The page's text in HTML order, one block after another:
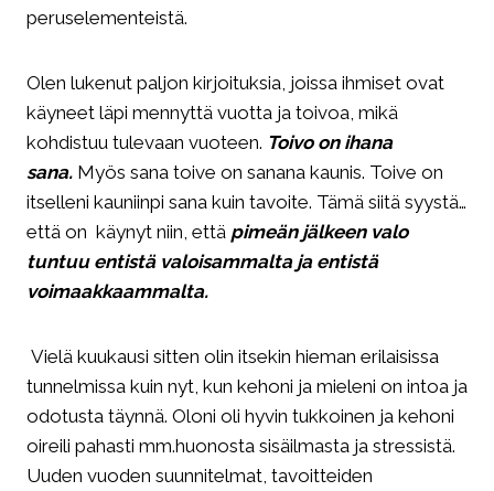
peruselementeistä.
Olen lukenut paljon kirjoituksia, joissa ihmiset ovat
käyneet läpi mennyttä vuotta ja toivoa, mikä
kohdistuu tulevaan vuoteen. Toivo on ihana
sana. Myös sana toive on sanana kaunis. Toive on
itselleni kauniinpi sana kuin tavoite. Tämä siitä syystä…
että on käynyt niin, että pimeän jälkeen valo
tuntuu entistä valoisammalta ja entistä
voimaakkaammalta.
Vielä kuukausi sitten olin itsekin hieman erilaisissa
tunnelmissa kuin nyt, kun kehoni ja mieleni on intoa ja
odotusta täynnä. Oloni oli hyvin tukkoinen ja kehoni
oireili pahasti mm.huonosta sisäilmasta ja stressistä.
Uuden vuoden suunnitelmat, tavoitteiden